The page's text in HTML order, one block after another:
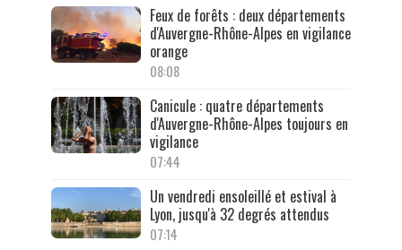
Feux de forêts : deux départements
d'Auvergne-Rhône-Alpes en vigilance
orange
08:08
Canicule : quatre départements
d'Auvergne-Rhône-Alpes toujours en
vigilance
07:44
Un vendredi ensoleillé et estival à
Lyon, jusqu'à 32 degrés attendus
07:14